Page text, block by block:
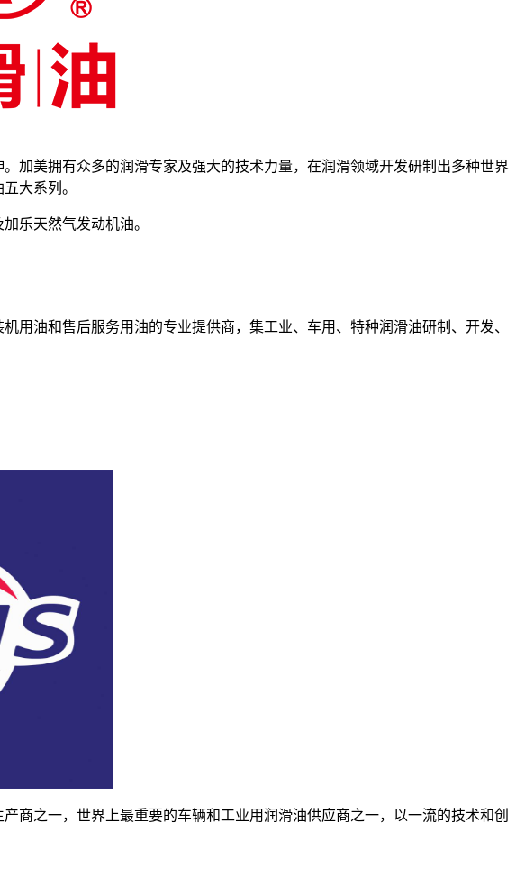
加美拥有众多的润滑专家及强大的技术力量，在润滑领域开发研制出多种世界
大系列。
乐天然气发动机油。
用油和售后服务用油的专业提供商，集工业、车用、特种润滑油研制、开发、
商之一，世界上最重要的车辆和工业用润滑油供应商之一，以一流的技术和创